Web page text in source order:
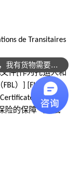
de Transitaires
文件[作为托运人和
FBL）
] [FIATA Bill
of
险的保障（最低
您好，我有货物需要你们的产品。